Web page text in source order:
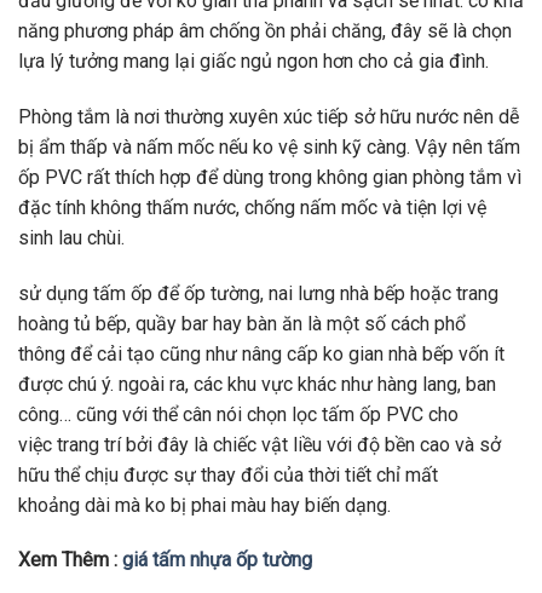
năng phương pháp âm chống ồn phải chăng, đây sẽ là chọn
lựa lý tưởng mang lại giấc ngủ ngon hơn cho cả gia đình.
Phòng tắm là nơi thường xuyên xúc tiếp sở hữu nước nên dễ
bị ẩm thấp và nấm mốc nếu ko vệ sinh kỹ càng. Vậy nên tấm
ốp PVC rất thích hợp đểdùng trong không gian phòng tắm vì
đặc tính không thấm nước, chống nấm mốc và tiện lợi vệ
sinh lau chùi.
sử dụng tấm ốp để ốp tường, nai lưng nhà bếp hoặc trang
hoàng tủ bếp, quầy bar hay bàn ăn là một số cách phổ
thông để cải tạo cũng như nâng cấp ko gian nhà bếp vốn ít
được chú ý. ngoài ra, các khu vực khác như hàng lang, ban
công… cũng với thể cân nói chọn lọc tấm ốp PVC cho
việc trang tríbởi đây là chiếc vật liều với độ bền cao và sở
hữu thể chịu được sự thay đổi của thời tiết chỉ mất
khoảng dài mà ko bị phai màu hay biến dạng.
Xem Thêm : giá tấm nhựa ốp tường